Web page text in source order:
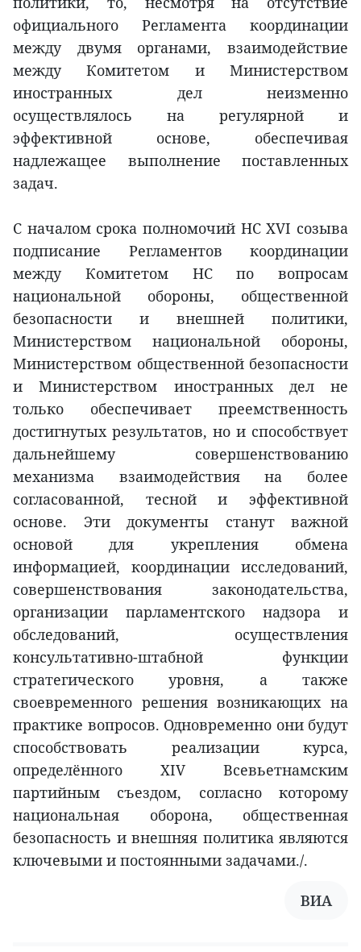
официального Регламента координации
между двумя органами, взаимодействие
между Комитетом и Министерством
иностранных дел неизменно
осуществлялось на регулярной и
эффективной основе, обеспечивая
надлежащее выполнение поставленных
задач.
С началом срока полномочий НС XVI созыва
подписание Регламентов координации
между Комитетом НС по вопросам
национальной обороны, общественной
безопасности и внешней политики,
Министерством национальной обороны,
Министерством общественной безопасности
и Министерством иностранных дел не
только обеспечивает преемственность
достигнутых результатов, но и способствует
дальнейшему совершенствованию
механизма взаимодействия на более
согласованной, тесной и эффективной
основе. Эти документы станут важной
основой для укрепления обмена
информацией, координации исследований,
совершенствования законодательства,
организации парламентского надзора и
обследований, осуществления
консультативно-штабной функции
стратегического уровня, а также
своевременного решения возникающих на
практике вопросов. Одновременно они будут
способствовать реализации курса,
определённого XIV Всевьетнамским
партийным съездом, согласно которому
национальная оборона, общественная
безопасность и внешняя политика являются
ключевыми и постоянными задачами./.
ВИА